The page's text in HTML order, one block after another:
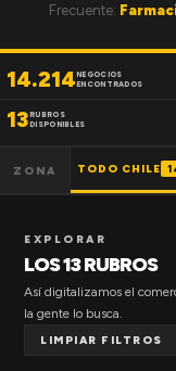
Frecuente:
14.214NEGOCIOS
ENCONTRADOS
13RUBROS
DISPONIBLES
ZONA TODO CHILE
EXPLORAR
LOS 13 RUBROS
Así digitalizamos el
la gente lo busca.
LIMPIAR FILTROS